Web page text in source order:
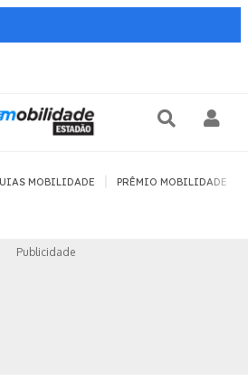
MOBILIDADE PRÊMIO MOBILIDADE
Publicidade